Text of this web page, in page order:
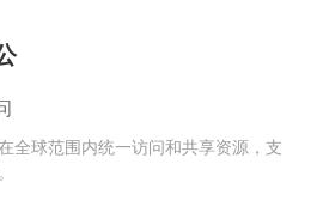
全球范围内统一访问和共享资源，支